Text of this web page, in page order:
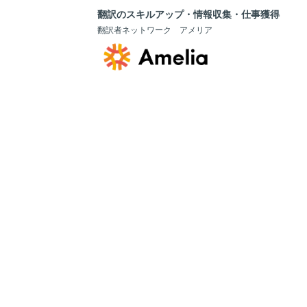
翻訳のスキルアップ・情報収集・仕事獲得
翻訳者ネットワーク アメリア